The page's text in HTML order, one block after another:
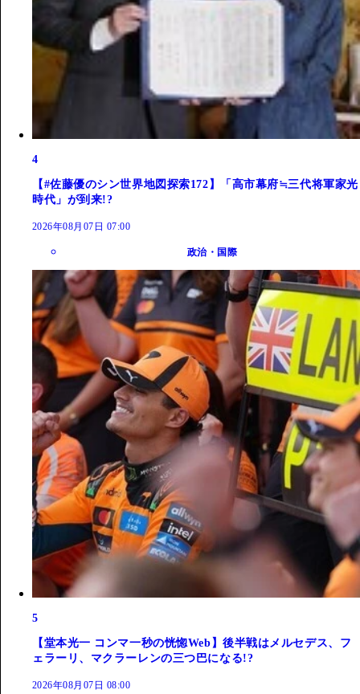
4
【#佐藤優のシン世界地図探索172】「高市幕府≒三代将軍家光
時代」が到来!?
2026年08月07日 07:00
政治・国際
5
【堂本光一 コンマ一秒の恍惚Web】後半戦はメルセデス、フ
ェラーリ、マクラーレンの三つ巴になる!?
2026年08月07日 08:00